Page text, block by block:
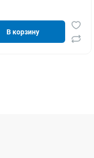
В корзину